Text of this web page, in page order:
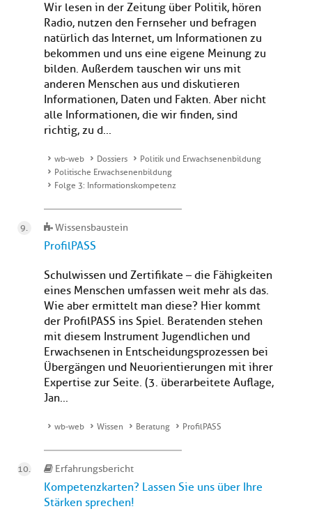
Wir lesen in der Zeitung über Politik, hören
Radio, nutzen den Fernseher und befragen
natürlich das Internet, um Informationen zu
bekommen und uns eine eigene Meinung zu
bilden. Außerdem tauschen wir uns mit
anderen Menschen aus und diskutieren
Informationen, Daten und Fakten. Aber nicht
alle Informationen, die wir finden, sind
richtig, zu d...
wb-web Dossiers
Politik und Erwachsenenbildung
Politische Erwachsenenbildung
Folge 3: Informationskompetenz
Wissensbaustein
ProfilPASS
Schulwissen und Zertifikate – die Fähigkeiten
eines Menschen umfassen weit mehr als das.
Wie aber ermittelt man diese? Hier kommt
der ProfilPASS ins Spiel. Beratenden stehen
mit diesem Instrument Jugendlichen und
Erwachsenen in Entscheidungsprozessen bei
Übergängen und Neuorientierungen mit ihrer
Expertise zur Seite. (3. überarbeitete Auflage,
Jan...
wb-web Wissen Beratung ProfilPASS
Erfahrungsbericht
Kompetenzkarten? Lassen Sie uns über Ihre
Stärken sprechen!